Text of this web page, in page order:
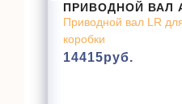
ПРИВОДНОЙ ВАЛ
Приводной вал LR
коробки
14415руб.